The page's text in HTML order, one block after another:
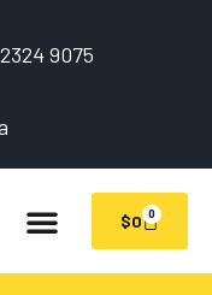
9075
$0 0